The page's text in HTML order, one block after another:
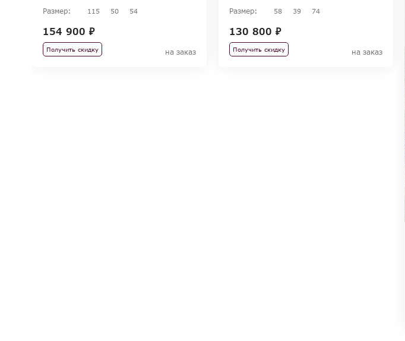
Размер: 115 50 54
154 900 ₽
Получить скидку на заказ
Размер: 58 39 74
130 800 ₽
Получить скидку на заказ